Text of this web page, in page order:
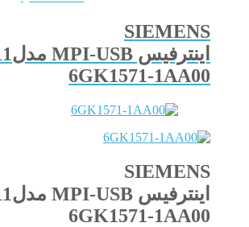
SIEMENS
اینترفیس MPI-USB مدلCP5711
6GK1571-1AA00
SIEMENS
اینترفیس MPI-USB مدلCP5711
6GK1571-1AA00